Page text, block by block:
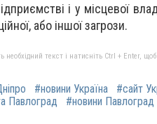
і у місцевої
або іншої загрози.
текст і натисніть Ctrl + Enter,
#новини Україна #сайт
Павлоград #новини Павлоград